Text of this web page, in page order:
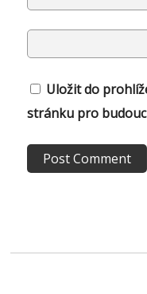
Uložit do
stránku pro